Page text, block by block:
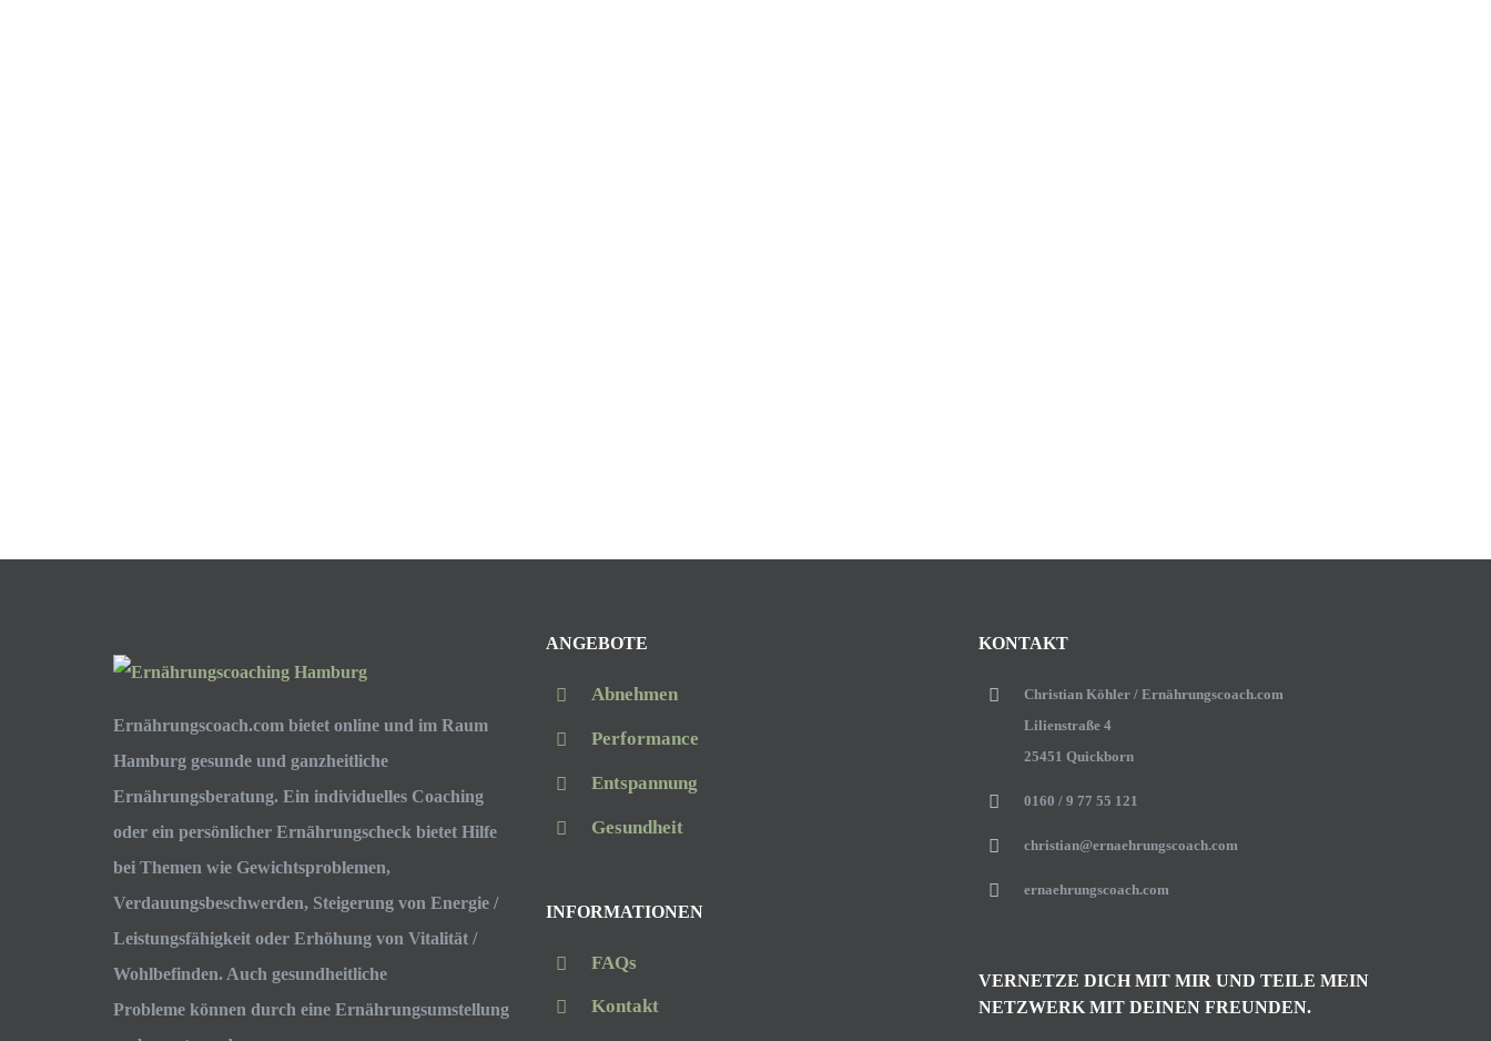
Ernährungscoach.com bietet online und im Raum
Hamburg gesunde und ganzheitliche
Ernährungsberatung. Ein individuelles Coaching
oder ein persönlicher Ernährungscheck bietet Hilfe
bei Themen wie Gewichtsproblemen,
Verdauungsbeschwerden, Steigerung von Energie /
Leistungsfähigkeit oder Erhöhung von Vitalität /
Wohlbefinden. Auch gesundheitliche
Probleme können durch eine Ernährungsumstellung
ANGEBOTE
Abnehmen
Performance
Entspannung
Gesundheit
INFORMATIONEN
FAQs
Kontakt
KONTAKT
Christian Köhler / Ernährungscoach.com
Lilienstraße 4
25451 Quickborn
0160 / 9 77 55 121
christian@ernaehrungscoach.com
ernaehrungscoach.com
VERNETZE DICH MIT MIR UND TEILE MEIN
NETZWERK MIT DEINEN FREUNDEN.